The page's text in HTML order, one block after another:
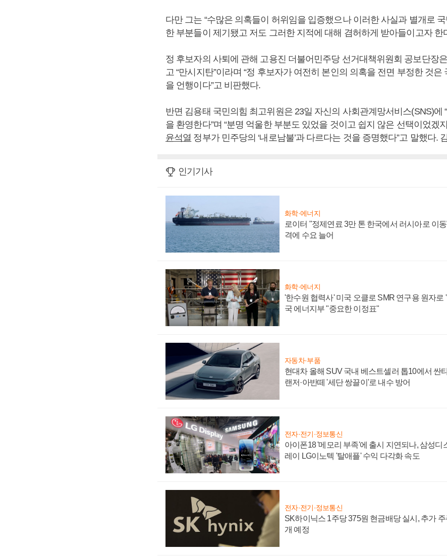
다만 그는 “수많은 의혹들이 허위임을 입증했으나 이러한 사실과 별개로
한 부분들이 제기됐고 저도 그러한 지적에 대해 겸허하게 받아들이고자 한
정 후보자의 사퇴에 관해 고용진 더불어민주당 선거대책위원회 공보단장
고 “만시지탄”이라며 “정 후보자가 여전히 본인의 의혹을 전면 부정한 것은
을 언행이다”고 비판했다.
반면 김용태 국민의힘 최고위원은 23일 자신의 사회관계망서비스(SNS)에
을 환영한다”며 “분명 억울한 부분도 있었을 것이고 쉽지 않은 선택이었겠
윤석열 정부가 민주당의 ‘내로남불’과 다르다는 것을 증명했다”고 말했다.
인기기사
화학·에너지
로이터 "정제연료 3만 톤 한국에서 러시아로 이
격에 수요 늘어
화학·에너지
'한수원 협력사' 미국 오클로 SMR 연구용 원자로 '
국 에너지부 "중요한 이정표"
자동차·부품
현대차 올해 SUV 국내 베스트셀러 톱10에서 싼
랜저·아반떼 '세단 쌍끌이'로 내수 방어
전자·전기·정보통신
아이폰18 '메모리 부족'에 출시 지연되나, 삼성디
레이 LG이노텍 '탈애플' 수익 다각화 속도
전자·전기·정보통신
SK하이닉스 1주당 375원 현금배당 실시, 추가
개 예정